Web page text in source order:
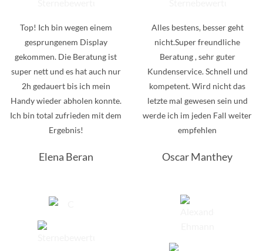
Top! Ich bin wegen einem
gesprungenem Display
gekommen. Die Beratung ist
super nett und es hat auch nur
2h gedauert bis ich mein
Handy wieder abholen konnte.
Ich bin total zufrieden mit dem
Ergebnis!
Elena Beran
Alles bestens, besser geht
nicht.Super freundliche
Beratung , sehr guter
Kundenservice. Schnell und
kompetent. Wird nicht das
letzte mal gewesen sein und
werde ich im jeden Fall weiter
empfehlen
Oscar Manthey